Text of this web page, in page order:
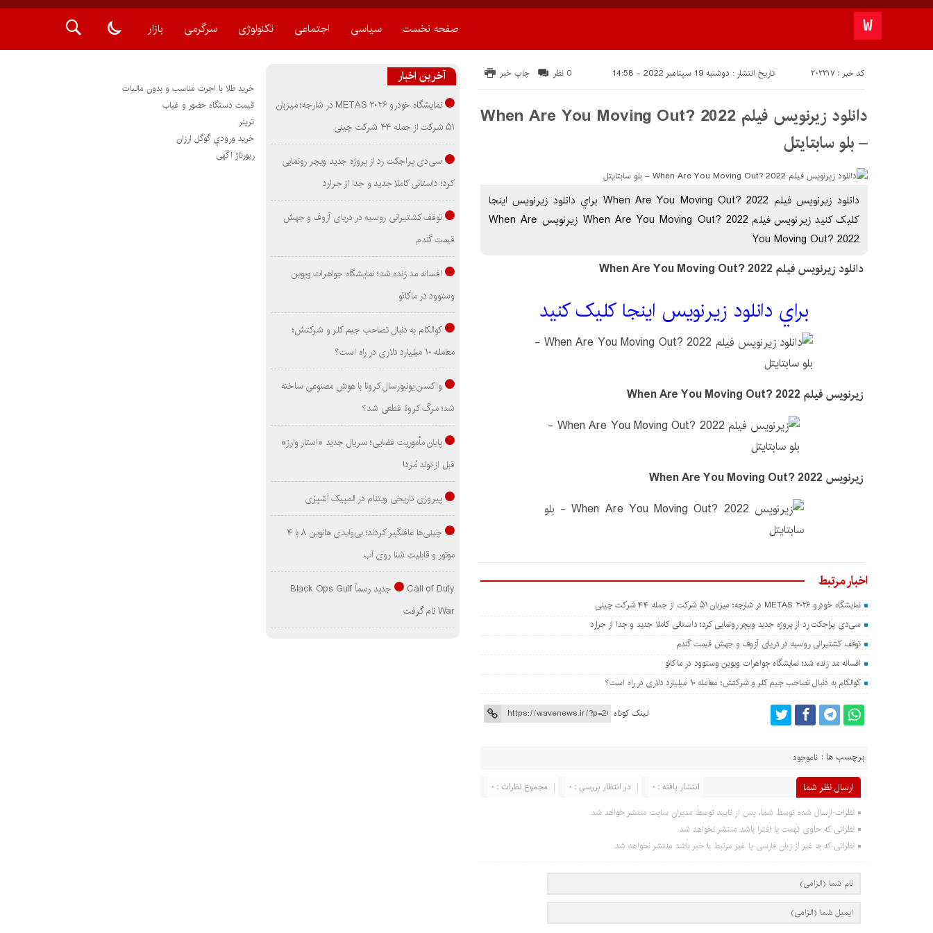
صفحه نخست سیاسی اجتماعی تکنولوژی سرگرمی بازار
تاریخ انتشار : دوشنبه 19 سپتامبر 2022 - 14:58 کد خبر : 202217 چاپ خبر 0 نظر
دانلود زیرنویس فیلم When Are You Moving Out? 2022
– بلو سابتايتل
دانلود زیرنویس فیلم When Are You Moving Out? 2022 براي دانلود زيرنويس اينجا
کليک کنيد زیرنویس فیلم When Are You Moving Out? 2022 زیرنویس When Are
You Moving Out? 2022
دانلود زیرنویس فیلم When Are You Moving Out? 2022
براي دانلود زيرنويس اينجا کليک کنيد
زیرنویس فیلم When Are You Moving Out? 2022
زیرنویس When Are You Moving Out? 2022
اخبار مرتبط
نمایشگاه خودرو METAS ۲۰۲۶ در شارجه؛ میزبان ۵۱ شرکت از جمله ۴۴ شرکت چینی
سی‌دی پراجکت رد از پروژه جدید ویچر رونمایی کرد؛ داستانی کاملا جدید و جدا از جرارد
توقف کشتیرانی روسیه در دریای آزوف و جهش قیمت گندم
افسانه مد زنده شد؛ نمایشگاه جواهرات ویوین وستوود در ماکائو
کوالکام به دنبال تصاحب جیم کلر و شرکتش؛ معامله ۱۰ میلیارد دلاری در راه است؟
لینک کوتاه
برچسب ها : ناموجود
ارسال نظر شما مجموع نظرات : 0 در انتظار بررسی : 0 انتشار یافته : 0
نظرات ارسال شده توسط شما، پس از تایید توسط مدیران سایت منتشر خواهد شد.
نظراتی که حاوی تهمت یا افترا باشد منتشر نخواهد شد.
نظراتی که به غیر از زبان فارسی یا غیر مرتبط با خبر باشد منتشر نخواهد شد.
آخرین اخبار
نمایشگاه خودرو METAS ۲۰۲۶ در شارجه؛ میزبان
۵۱ شرکت از جمله ۴۴ شرکت چینی
سی‌دی پراجکت رد از پروژه جدید ویچر رونمایی
کرد؛ داستانی کاملا جدید و جدا از جرارد
توقف کشتیرانی روسیه در دریای آزوف و جهش
قیمت گندم
افسانه مد زنده شد؛ نمایشگاه جواهرات ویوین
وستوود در ماکائو
کوالکام به دنبال تصاحب جیم کلر و شرکتش؛
معامله ۱۰ میلیارد دلاری در راه است؟
واکسن یونیورسال کرونا با هوش مصنوعی ساخته
شد؛ مرگ کرونا قطعی شد؟
پایان مأموریت فضایی؛ سریال جدید «استار وارز»
قبل از تولد مُرد!
پیروزی تاریخی ویتنام در المپیک آشپزی
چینی‌ها غافلگیر کردند؛ بی‌وایدی هانوین ۸ با ۴
موتور و قابلیت شنا روی آب
Call of Duty جدید رسماً Black Ops Gulf
War نام گرفت
خرید طلا با اجرت مناسب و بدون مالیات
قیمت دستگاه حضور و غیاب
ترينر
خريد ورودي گوگل ارزان
رپورتاژ آگهی